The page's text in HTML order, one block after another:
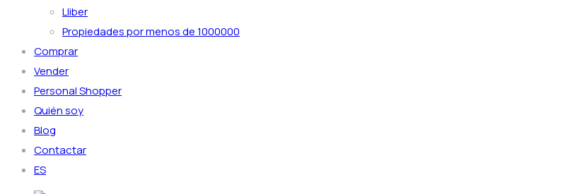
Lliber
Propiedades por menos de 1000000
Comprar
Vender
Personal Shopper
Quién soy
Blog
Contactar
ES